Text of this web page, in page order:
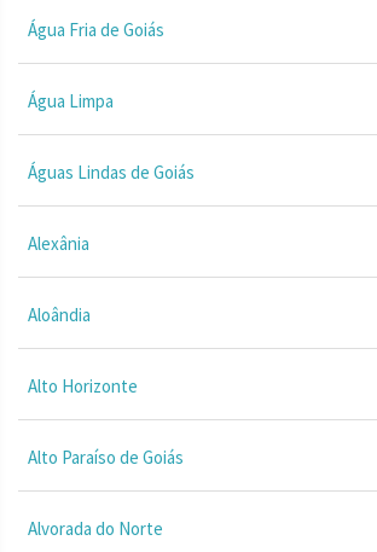
Água Fria de Goiás
Água Limpa
Águas Lindas de Goiás
Alexânia
Aloândia
Alto Horizonte
Alto Paraíso de Goiás
Alvorada do Norte